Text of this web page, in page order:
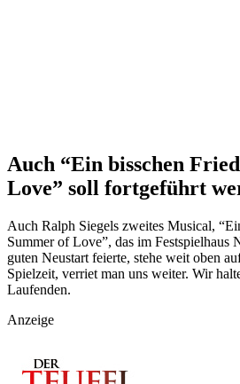
Auch “Ein bisschen
Love” soll fortgeführt
Auch Ralph Siegels zweites Musical,
Summer of Love”, das im Festspielhaus
guten Neustart feierte, stehe weit oben
Spielzeit, verriet man uns weiter. Wir
Laufenden.
Anzeige